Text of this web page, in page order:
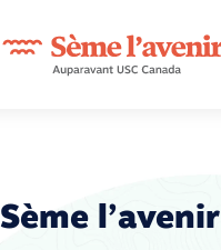
Sème l’avenir